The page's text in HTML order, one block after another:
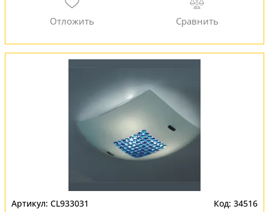
CL933031 34516